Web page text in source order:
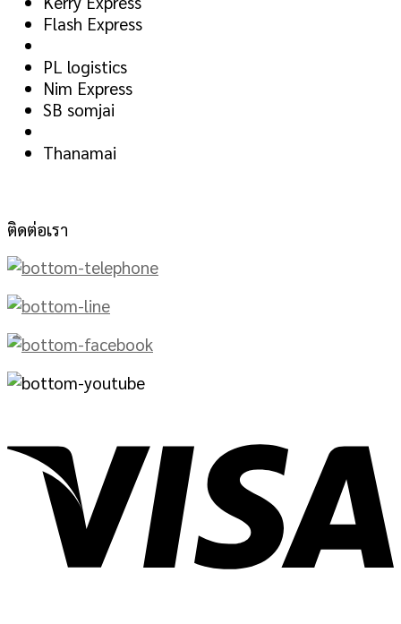
Flash Express
PL logistics
Nim Express
SB somjai
Thanamai
ติดต่อเรา